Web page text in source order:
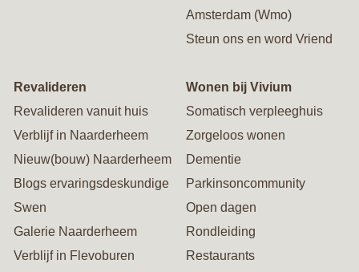
Amsterdam (Wmo)
Steun ons en word Vriend
Revalideren
Revalideren vanuit huis
Verblijf in Naarderheem
Nieuw(bouw) Naarderheem
Blogs ervaringsdeskundige
Swen
Galerie Naarderheem
Verblijf in Flevoburen
Wonen bij Vivium
Somatisch verpleeghuis
Zorgeloos wonen
Dementie
Parkinsoncommunity
Open dagen
Rondleiding
Restaurants